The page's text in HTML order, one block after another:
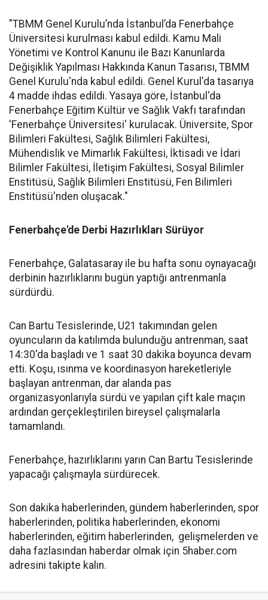
"TBMM Genel Kurulu’nda İstanbul’da Fenerbahçe
Üniversitesi kurulması kabul edildi. Kamu Mali
Yönetimi ve Kontrol Kanunu ile Bazı Kanunlarda
Değişiklik Yapılması Hakkında Kanun Tasarısı, TBMM
Genel Kurulu'nda kabul edildi. Genel Kurul'da tasarıya
4 madde ihdas edildi. Yasaya göre, İstanbul'da
Fenerbahçe Eğitim Kültür ve Sağlık Vakfı tarafından
'Fenerbahçe Üniversitesi' kurulacak. Üniversite, Spor
Bilimleri Fakültesi, Sağlık Bilimleri Fakültesi,
Mühendislik ve Mimarlık Fakültesi, İktisadi ve İdari
Bilimler Fakültesi, İletişim Fakültesi, Sosyal Bilimler
Enstitüsü, Sağlık Bilimleri Enstitüsü, Fen Bilimleri
Enstitüsü'nden oluşacak."
Fenerbahçe'de Derbi Hazırlıkları Sürüyor
Fenerbahçe, Galatasaray ile bu hafta sonu oynayacağı
derbinin hazırlıklarını bugün yaptığı antrenmanla
sürdürdü.
Can Bartu Tesislerinde, U21 takımından gelen
oyuncuların da katılımda bulunduğu antrenman, saat
14:30'da başladı ve 1 saat 30 dakika boyunca devam
etti. Koşu, ısınma ve koordinasyon hareketleriyle
başlayan antrenman, dar alanda pas
organizasyonlarıyla sürdü ve yapılan çift kale maçın
ardından gerçekleştirilen bireysel çalışmalarla
tamamlandı.
Fenerbahçe, hazırlıklarını yarın Can Bartu Tesislerinde
yapacağı çalışmayla sürdürecek.
Son dakika haberlerinden, gündem haberlerinden, spor
haberlerinden, politika haberlerinden, ekonomi
haberlerinden, eğitim haberlerinden, gelişmelerden ve
daha fazlasından haberdar olmak için 5haber.com
adresini takipte kalın.